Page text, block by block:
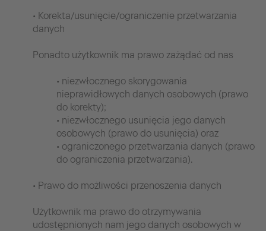
• Korekta/usunięcie/ograniczenie przetwarzania
danych
Ponadto użytkownik ma prawo zażądać od nas
• niezwłocznego skorygowania
nieprawidłowych danych osobowych (prawo
do korekty);
• niezwłocznego usunięcia jego danych
osobowych (prawo do usunięcia) oraz
• ograniczonego przetwarzania danych (prawo
do ograniczenia przetwarzania).
• Prawo do możliwości przenoszenia danych
Użytkownik ma prawo do otrzymywania
udostępnionych nam jego danych osobowych w